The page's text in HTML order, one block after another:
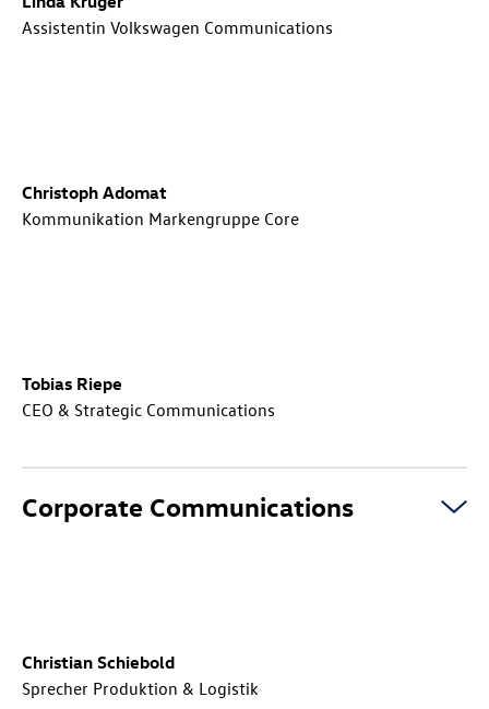
Assistentin Volkswagen Communications
Christoph Adomat
Kommunikation Markengruppe Core
Tobias Riepe
CEO & Strategic Communications
Corporate Communications
Christian Schiebold
Sprecher Produktion & Logistik